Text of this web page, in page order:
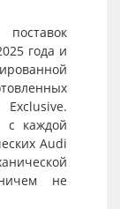
года и
с каждой
Audi
не